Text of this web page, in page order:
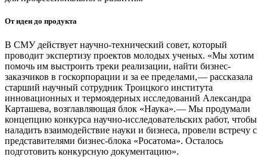
От идеи до продукта
В СМУ действует научно-­технический совет, который
проводит экспертизу проектов молодых ученых. «Мы хотим
помочь им выстроить треки реализации, найти бизнес-
заказчиков в госкорпорации и за ее пределами, — ​рассказала
старший научный сотрудник Троицкого института
инновационных и термоядерных исследований Александра
Карташева, возглавляющая блок «Наука». — ​Мы продумали
концепцию конкурса научно-исследовательских работ, чтобы
наладить взаимодействие науки и бизнеса, провели встречу с
представителями бизнес-­блока «Росатома». Осталось
подготовить конкурсную документацию».